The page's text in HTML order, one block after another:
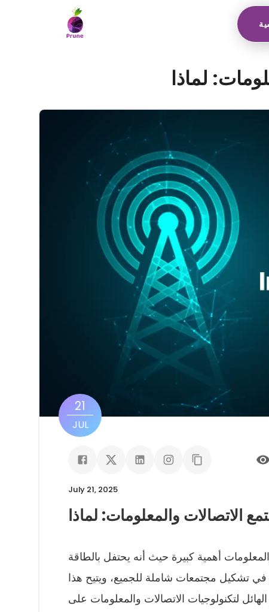
لماذا
21
JUL
July 21, 2025
الاتصالات والمعلومات: لماذا
أهمية كبيرة حيث أنه يحتفل بالطاقة
في تشكيل مجتمعات شاملة للجميع، ويتيح هذا
للاعتراف بالأثر الهائل لتكنولوجيات الاتصالات والمعلومات على